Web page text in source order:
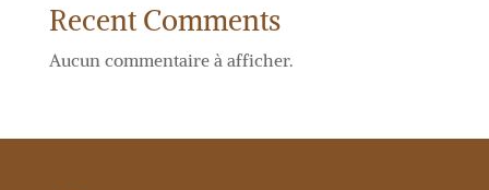
Recent Comments
Aucun commentaire à afficher.